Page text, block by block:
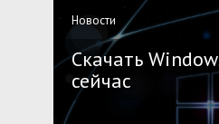
Новости
Скачать
сейчас